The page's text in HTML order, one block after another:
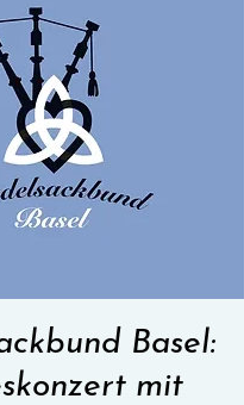
Basel:
mit